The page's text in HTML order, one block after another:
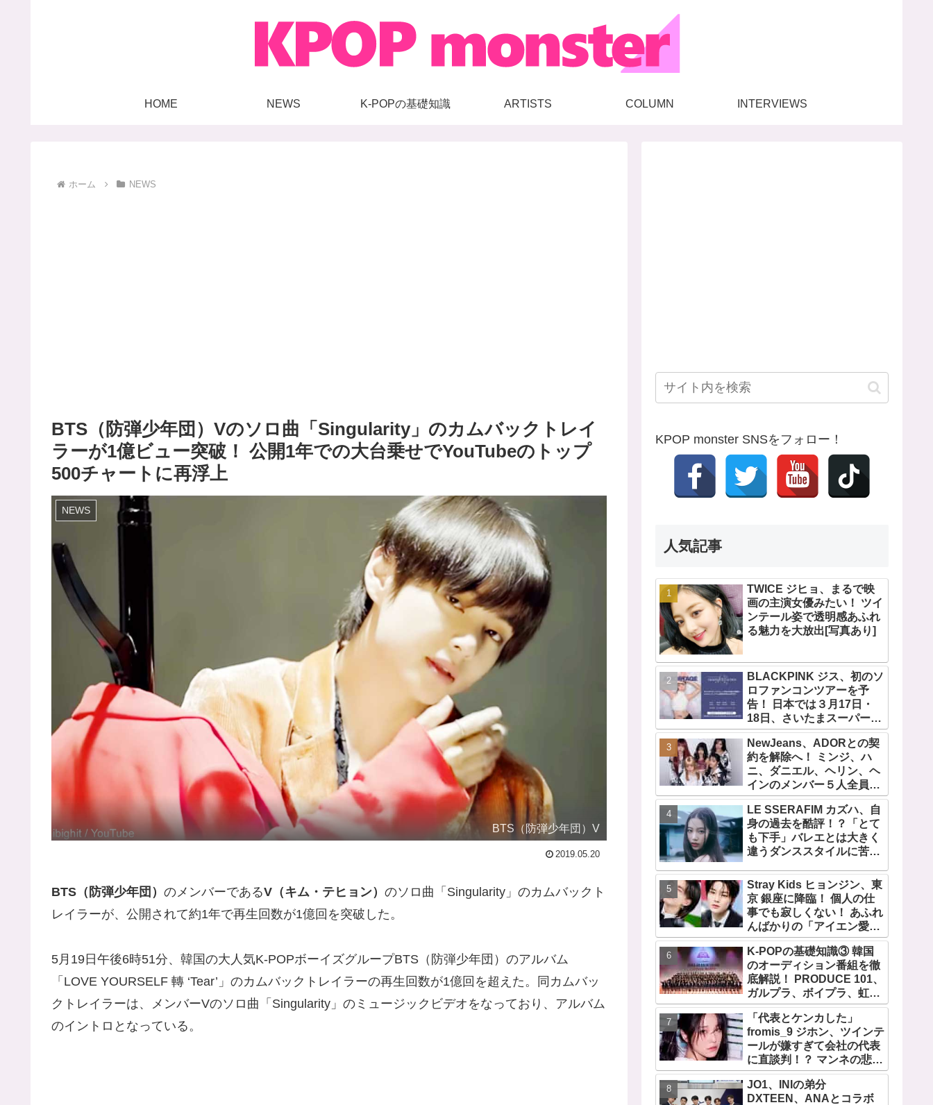
HOME NEWS K-POPの基礎知識 ARTISTS COLUMN INTERVIEWS
ホーム NEWS
BTS（防弾少年団）Vのソロ曲「Singularity」のカムバックトレイ
ラーが1億ビュー突破！ 公開1年での大台乗せでYouTubeのトップ
500チャートに再浮上
NEWS
BTS（防弾少年団）V
2019.05.20
BTS（防弾少年団） のメンバーであるV（キム・テヒョン） のソロ曲「Singularity」のカムバックト
レイラーが、公開されて約1年で再生回数が1億回を突破した。
5月19日午後6時51分、韓国の大人気K-POPボーイズグループBTS（防弾少年団）のアルバム
「LOVE YOURSELF 轉 ‘Tear’」のカムバックトレイラーの再生回数が1億回を超えた。同カムバッ
クトレイラーは、メンバーVのソロ曲「Singularity」のミュージックビデオをなっており、アルバム
のイントロとなっている。
KPOP monster SNSをフォロー！
人気記事
TWICE ジヒョ、まるで映
画の主演女優みたい！ ツイ
ンテール姿で透明感あふれ
る魅力を大放出[写真あり]
BLACKPINK ジス、初のソ
ロファンコンツアーを予
告！ 日本では３月17日・
18日、さいたまスーパーア
リーナで開催決定！ コンセ
プトは“愛のカケラ”！？ 14
日には新アルバム
『AMORTAGE』もリリー
ス
NewJeans、ADORとの契
約を解除へ！ ミンジ、ハ
ニ、ダニエル、ヘリン、ヘ
インのメンバー５人全員で
緊急記者会見！
「NewJeans never
dies!」と微笑みの宣言！
ADOR側、2029年まで契約
有効と主張
LE SSERAFIM カズハ、自
身の過去を酷評！？「とて
も下手」バレエとは大きく
違うダンススタイルに苦
に努力を重ねる姿に称賛の
声続々
Stray Kids ヒョンジン、東
京 銀座に降臨！ 個人の仕
事でも寂しくない！ あふれ
んばかりの「アイエン愛」
が伝わる愛用品にほっこり
K-POPの基礎知識③ 韓国
のオーディション番組を徹
底解説！ PRODUCE 101、
ガルプラ、ボイプラ、虹プ
ロ・・ NiziUやKep1er、
ZEROBASEONEら人気グ
ループが続々と誕生！ JO1
やINI、ME:Iを生んだ日プま
で一挙紹介
「代表とケンカした」
fromis_9 ジホン、ツインテ
ールが嫌すぎて会社の代表
に直談判！？ マンネの悲し
い運命・・？ 衝撃のエピソ
ードに爆笑
JO1、INIの弟分
DXTEEN、ANAとコラボ